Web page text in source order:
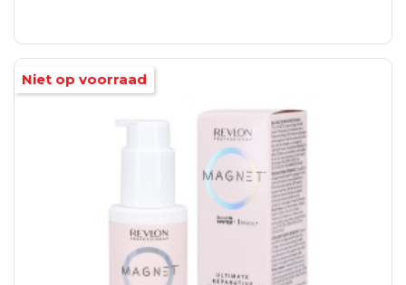
Niet op voorraad